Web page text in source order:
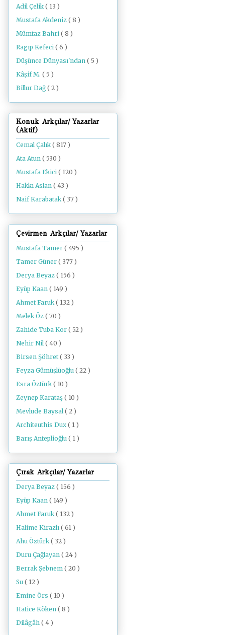
Adil Çelik ( 13 )
Mustafa Akdeniz ( 8 )
Mümtaz Bahri ( 8 )
Ragıp Kefeci ( 6 )
Düşünce Dünyası'ndan ( 5 )
Kâşif M. ( 5 )
Billur Dağ ( 2 )
Konuk Arkçılar/ Yazarlar
(Aktif)
Cemal Çalık( 817 )
Ata Atun ( 530 )
Mustafa Ekici ( 120 )
Hakkı Aslan ( 43 )
Naif Karabatak( 37 )
Çevirmen Arkçılar/ Yazarlar
Mustafa Tamer ( 495 )
Tamer Güner ( 377 )
Derya Beyaz ( 156 )
Eyüp Kaan ( 149 )
Ahmet Faruk ( 132 )
Melek Öz ( 70 )
Zahide Tuba Kor ( 52 )
Nehir Nil ( 40 )
Birsen Şöhret ( 33 )
Feyza Gümüşlüoğlu ( 22 )
Esra Öztürk ( 10 )
Zeynep Karataş ( 10 )
Mevlude Baysal ( 2 )
Architeuthis Dux ( 1 )
Barış Anteplioğlu ( 1 )
Çırak Arkçılar/ Yazarlar
Derya Beyaz ( 156 )
Eyüp Kaan ( 149 )
Ahmet Faruk ( 132 )
Halime Kirazlı ( 61 )
Ahu Öztürk ( 32 )
Duru Çağlayan ( 24 )
Berrak Şebnem ( 20 )
Su ( 12 )
Emine Örs ( 10 )
Hatice Köken ( 8 )
Dilâgâh ( 4 )